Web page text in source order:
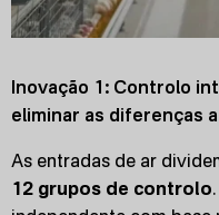
Inovação 1: Controlo
eliminar as diferenças
As entradas de ar
12 grupos de controlo